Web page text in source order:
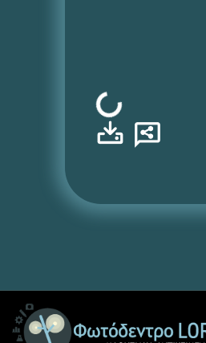
Φόρτωση...